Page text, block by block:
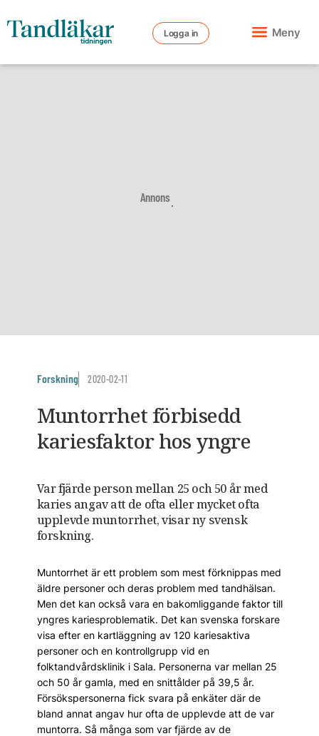
Logga in Meny
Annons
Forskning 2020-02-11
Muntorrhet förbisedd
kariesfaktor hos yngre
Var fjärde person mellan 25 och 50 år med
karies angav att de ofta eller mycket ofta
upplevde muntorrhet, visar ny svensk
forskning.
Muntorrhet är ett problem som mest förknippas med
äldre personer och deras problem med tandhälsan.
Men det kan också vara en bakomliggande faktor till
yngres kariesproblematik. Det kan svenska forskare
visa efter en kartläggning av 120 kariesaktiva
personer och en kontrollgrupp vid en
folktandvårdsklinik i Sala. Personerna var mellan 25
och 50 år gamla, med en snittålder på 39,5 år.
Försökspersonerna fick svara på enkäter där de
bland annat angav hur ofta de upplevde att de var
muntorra. Så många som var fjärde av de